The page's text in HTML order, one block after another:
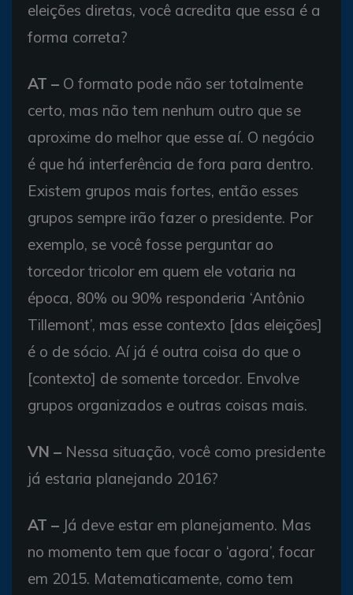
eleições diretas, você acredita que essa é a
forma correta?
AT – O formato pode não ser totalmente
certo, mas não tem nenhum outro que se
aproxime do melhor que esse aí. O negócio
é que há interferência de fora para dentro.
Existem grupos mais fortes, então esses
grupos sempre irão fazer o presidente. Por
exemplo, se você fosse perguntar ao
torcedor tricolor em quem ele votaria na
época, 80% ou 90% responderia ‘Antônio
Tillemont’, mas esse contexto [das eleições]
é o de sócio. Aí já é outra coisa do que o
[contexto] de somente torcedor. Envolve
grupos organizados e outras coisas mais.
VN – Nessa situação, você como presidente
já estaria planejando 2016?
AT – Já deve estar em planejamento. Mas
no momento tem que focar o ‘agora’, focar
em 2015. Matematicamente, como tem